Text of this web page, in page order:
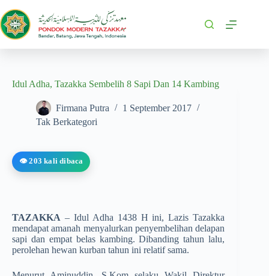
Idul Adha, Tazakka Sembelih 8 Sapi Dan 14 Kambing
Firmana Putra
1 September 2017
Tak Berkategori
👁️ 203 kali dibaca
TAZAKKA – Idul Adha 1438 H ini, Lazis Tazakka
mendapat amanah menyalurkan penyembelihan delapan
sapi dan empat belas kambing. Dibanding tahun lalu,
perolehan hewan kurban tahun ini relatif sama.